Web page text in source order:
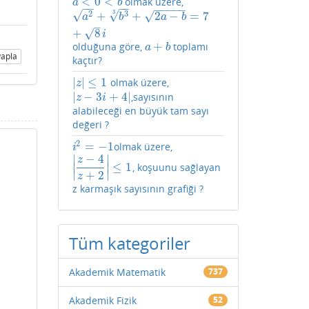
a b
a2
−−
√ + b3
−
−
√
3 + 2a − b
− −
−−−
√ = 7
+
8
–
√ i
a2+b 33 +2a−b=7+8i
olduğuna göre, a + b
a+b
toplamı
kaçtır?
z| ≤ 1
|z ≤1 olmak üzere,
|z − 3i + 4|
|z −3 i+4 |
,sayısının
alabileceği en büyük tam sayı
değeri ?
i2 = −1
i2 =−1 olmak üzere,
∣
∣∣ z − 4
z + 2
∣
∣∣ ≤ 1
|z−4z+2 |≤1
, koşuunu sağlayan
z karmaşık sayısının grafiği ?
Tüm kategoriler
Akademik Matematik 737
Akademik Fizik 52